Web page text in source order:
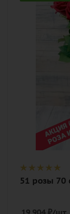
алый,
роза, лента
51 розы 70